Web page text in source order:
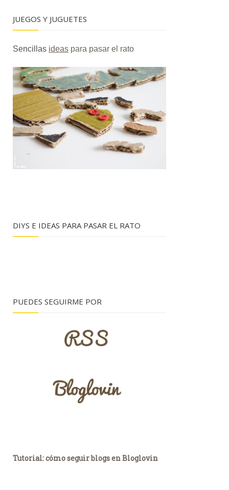
JUEGOS Y JUGUETES
Sencillas ideas para pasar el rato
DIYS E IDEAS PARA PASAR EL RATO
PUEDES SEGUIRME POR
Tutorial: cómo seguir blogs en Bloglovin